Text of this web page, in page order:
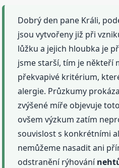
Dobrý den pane Králi,
jsou vytvořeny již při
lůžku a jejich hloubka je
jsme starší, tím je někteří
překvapivé kritérium,
alergie. Průzkumy
zvýšené míře objevuje
ovšem výzkum zatím
souvislost s konkrétními
nemůžeme nasadit ani
odstranění rýhování